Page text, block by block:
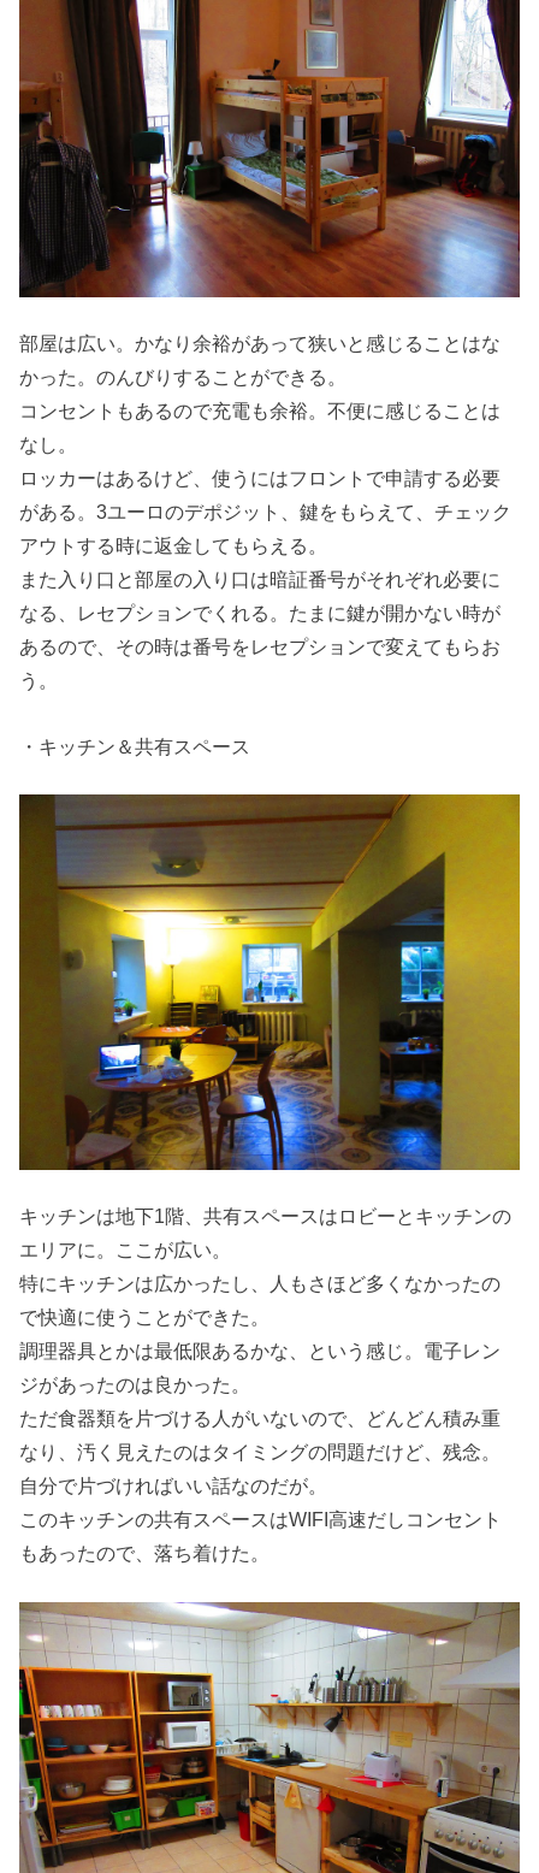
部屋は広い。かなり余裕があって狭いと感じることはな
かった。のんびりすることができる。
コンセントもあるので充電も余裕。不便に感じることは
なし。
ロッカーはあるけど、使うにはフロントで申請する必要
がある。3ユーロのデポジット、鍵をもらえて、チェック
アウトする時に返金してもらえる。
また入り口と部屋の入り口は暗証番号がそれぞれ必要に
なる、レセプションでくれる。たまに鍵が開かない時が
あるので、その時は番号をレセプションで変えてもらお
う。
・キッチン＆共有スペース
キッチンは地下1階、共有スペースはロビーとキッチンの
エリアに。ここが広い。
特にキッチンは広かったし、人もさほど多くなかったの
で快適に使うことができた。
調理器具とかは最低限あるかな、という感じ。電子レン
ジがあったのは良かった。
ただ食器類を片づける人がいないので、どんどん積み重
なり、汚く見えたのはタイミングの問題だけど、残念。
自分で片づければいい話なのだが。
このキッチンの共有スペースはWIFI高速だしコンセント
もあったので、落ち着けた。